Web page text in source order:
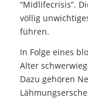
“Midlifecrisis”.
völlig
führen.
In Folge eines
Alter
Dazu gehören